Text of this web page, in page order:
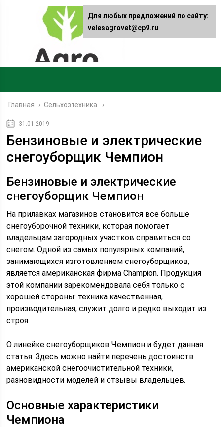
Главная › Сельхозтехника
31.01.2019
Бензиновые и электрические
снегоуборщик Чемпион
Бензиновые и электрические
снегоуборщик Чемпион
На прилавках магазинов становится все больше
снегоуборочной техники, которая помогает
владельцам загородных участков справиться со
снегом. Одной из самых популярных компаний,
занимающихся изготовлением снегоуборщиков,
является американская фирма Champion. Продукция
этой компании зарекомендовала себя только с
хорошей стороны: техника качественная,
производительная, служит долго и редко выходит из
строя.
О линейке снегоуборщиков Чемпион и будет данная
статья. Здесь можно найти перечень достоинств
американской снегоочистительной техники,
разновидности моделей и отзывы владельцев.
Основные характеристики
Чемпиона
Для любых предложений по сайту:
velesagrovet@cp9.ru